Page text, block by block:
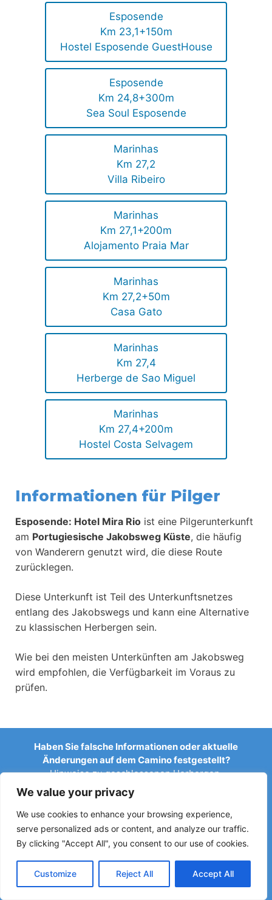
We value your privacy
We use cookies to enhance your browsing experience,
serve personalized ads or content, and analyze our traffic.
By clicking "Accept All", you consent to our use of cookies.
Customize Reject All Accept All
Esposende
Km 23,1+150m
Hostel Esposende GuestHouse
Esposende
Km 24,8+300m
Sea Soul Esposende
Marinhas
Km 27,2
Villa Ribeiro
Marinhas
Km 27,1+200m
Alojamento Praia Mar
Marinhas
Km 27,2+50m
Casa Gato
Marinhas
Km 27,4
Herberge de Sao Miguel
Marinhas
Km 27,4+200m
Hostel Costa Selvagem
Informationen für Pilger
Esposende: Hotel Mira Rio ist eine Pilgerunterkunft
am Portugiesische Jakobsweg Küste, die häufig
von Wanderern genutzt wird, die diese Route
zurücklegen.
Diese Unterkunft ist Teil des Unterkunftsnetzes
entlang des Jakobswegs und kann eine Alternative
zu klassischen Herbergen sein.
Wie bei den meisten Unterkünften am Jakobsweg
wird empfohlen, die Verfügbarkeit im Voraus zu
prüfen.
Haben Sie falsche Informationen oder aktuelle
Änderungen auf dem Camino festgestellt?
Hinweise zu geschlossenen Herbergen,
Überschwemmungen, Umleitungen, Bauarbeiten oder
anderen Änderungen helfen, den Reiseführer aktuell zu
halten.
Schreiben Sie uns an:elperegrino.online@gmail.com